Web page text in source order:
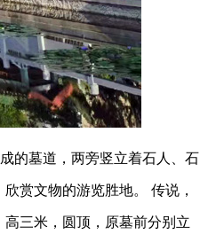
的墓道，两旁竖立着石人、石
赏文物的游览胜地。 传说，
三米，圆顶，原墓前分别立